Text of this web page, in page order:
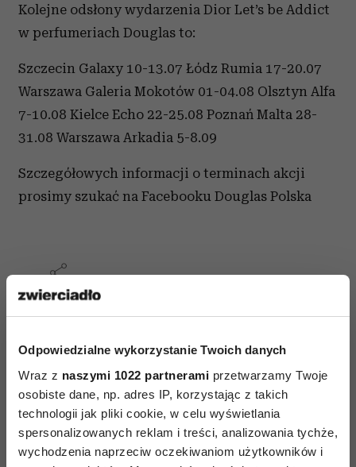
Odpowiedzialne wykorzystanie Twoich danych
Wraz z naszymi 1022 partnerami przetwarzamy Twoje
osobiste dane, np. adres IP, korzystając z takich
technologii jak pliki cookie, w celu wyświetlania
spersonalizowanych reklam i treści, analizowania tychże,
wychodzenia naprzeciw oczekiwaniom użytkowników i
Kolejne odsłony wydarzenia Dior Let’s be Addict
w perfumeriach Douglas to:
Szczecin Galaxy 10-13.07 Łódz Rumia 17-20.07
Warszawa Galeria Mokotów 01-04.08 Olsztyn Alfa
7-10.08 Kielce Echo 22-25.08 Poznań Malta 28-
31.08 Warszawa Arkadia 5-8.09
Szczegółowych informacji o terminach akcji
prosimy szukać na Facebooku Douglas Polska